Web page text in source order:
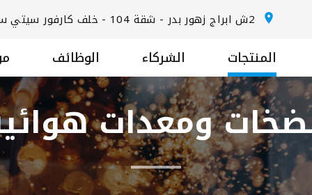
2ش ابراج زهور بدر - شقة 104 - خلف كارفور سيتي سنتر المعادي - الطريق الدائري
المنتجات الشركاء الوظائف
ومعدات